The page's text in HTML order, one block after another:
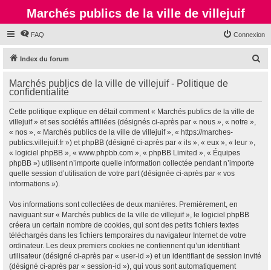
Marchés publics de la ville de villejuif
FAQ Connexion
Index du forum
h
Marchés publics de la ville de villejuif - Politique de
confidentialité
Cette politique explique en détail comment « Marchés publics de la ville de
villejuif » et ses sociétés affiliées (désignés ci-après par « nous », « notre »,
« nos », « Marchés publics de la ville de villejuif », « https://marches-
publics.villejuif.fr ») et phpBB (désigné ci-après par « ils », « eux », « leur »,
« logiciel phpBB », « www.phpbb.com », « phpBB Limited », « Équipes
phpBB ») utilisent n’importe quelle information collectée pendant n’importe
quelle session d’utilisation de votre part (désignée ci-après par « vos
informations »).
Vos informations sont collectées de deux manières. Premièrement, en
naviguant sur « Marchés publics de la ville de villejuif », le logiciel phpBB
créera un certain nombre de cookies, qui sont des petits fichiers textes
téléchargés dans les fichiers temporaires du navigateur Internet de votre
ordinateur. Les deux premiers cookies ne contiennent qu’un identifiant
utilisateur (désigné ci-après par « user-id ») et un identifiant de session invité
(désigné ci-après par « session-id »), qui vous sont automatiquement